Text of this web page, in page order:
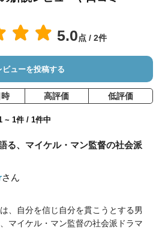
ース・マッギル
Ron Motley 役：Helen Caperelli
John Scanlon 役：Mrs. Williams
5.0点 / 2件
ビューを投稿する
高評価 低評価
~ 1件 / 1件中
る、マイケル・マン監督の社会派
さん
、自分を信じ自分を貫こうとする男
マイケル・マン監督の社会派ドラマ